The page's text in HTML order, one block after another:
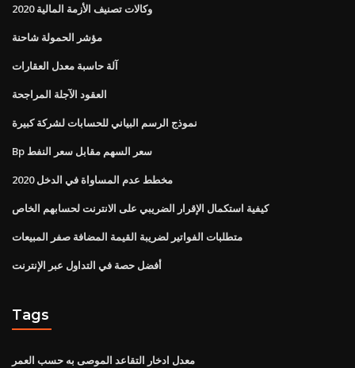
وكالات تصنيف الأزمة المالية 2020
مؤشر الحمولة شاحنة
آلة حاسبة معدل العقارات
العقود الآجلة المراجحة
نموذج الرسم البياني للحسابات لشركة كبيرة
Bp سعر السهم مقابل سعر النفط
مخطط عدم المساواة في الدخل 2020
كيفية استكمال الإقرار الضريبي على الانترنت لحسابهم الخاص
متطلبات الفواتير لضريبة القيمة المضافة صفر المبيعات
أفضل حصة في التداول عبر الإنترنت
Tags
معدل ادخار التقاعد الموصى به حسب العمر